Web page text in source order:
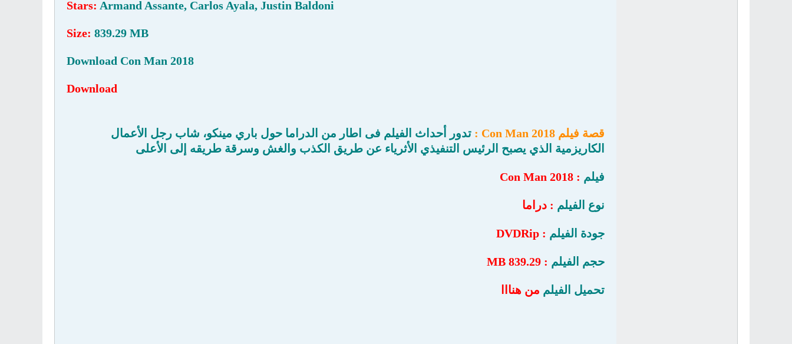
Stars: Armand Assante, Carlos Ayala, Justin Baldoni
Size: 839.29 MB
Download Con Man 2018
Download
قصة فيلم Con Man 2018 :
تدور أحداث الفيلم فى اطار من الدراما حول باري مينكو، شاب رجل الأعمال
الكاريزمية الذي يصبح الرئيس التنفيذي الأثرياء عن طريق الكذب والغش وسرقة طريقه إلى الأعلى
فيلم : Con Man 2018
نوع الفيلم : دراما
جودة الفيلم : DVDRip
حجم الفيلم : 839.29 MB
تحميل الفيلم من هنااا